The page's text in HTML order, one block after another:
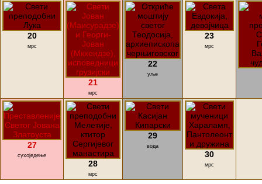
20
мрс
21
мрс
22
уље
23
мрс
27
сухоједење
28
мрс
29
вода
30
мрс